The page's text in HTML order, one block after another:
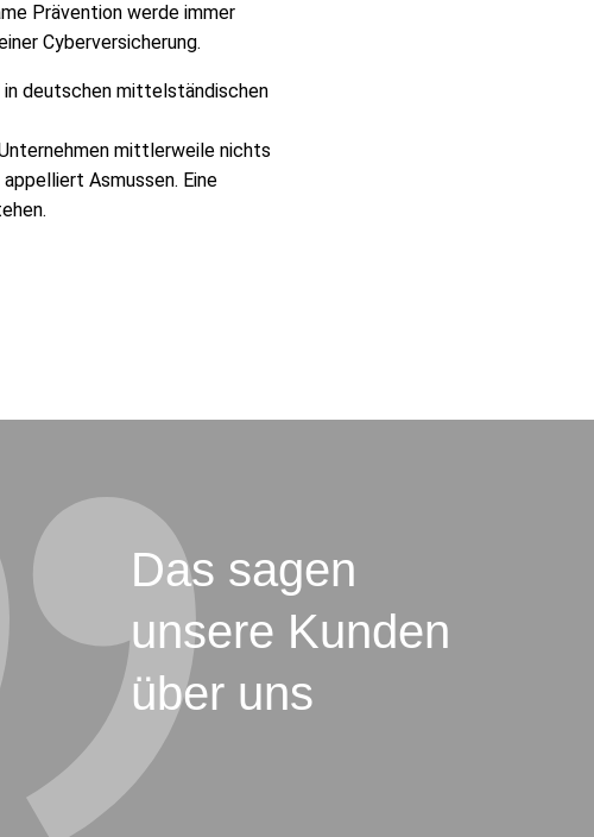
Prävention werde immer
Cyberversicherung.
deutschen mittelständischen
mittlerweile nichts
Asmussen. Eine
Das sagen
unsere Kunden
über uns